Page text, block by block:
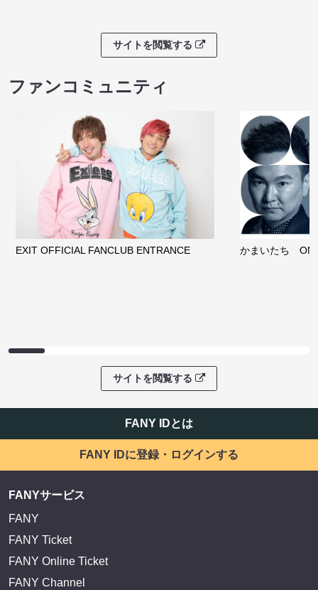
サイトを閲覧する
ファンコミュニティ
EXIT OFFICIAL FANCLUB ENTRANCE かまいたち
サイトを閲覧する
FANY IDとは
FANY IDに登録・ログインする
FANYサービス
FANY
FANY Ticket
FANY Online Ticket
FANY Channel